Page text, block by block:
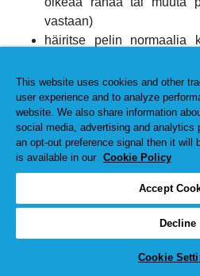
vastaan)
häiritse pelin normaalia
tavalla, joka voi
haitallisesti muiden
tasaväkisesti heidän
osallistuessaan
laiminlyö minkään
tietoverkkojen vaatimuksia
käytä palvelujamme
olevia lakeja tai määräyksiä
käytä palvelujamme
suunnitteluun tai
This website uses cookies and other
user experience and to analyze
website. We also share information
social media, advertising and analytics
an opt-out preference signal then it will
is available in our Cookie Policy
Accept
Decline
Cookie